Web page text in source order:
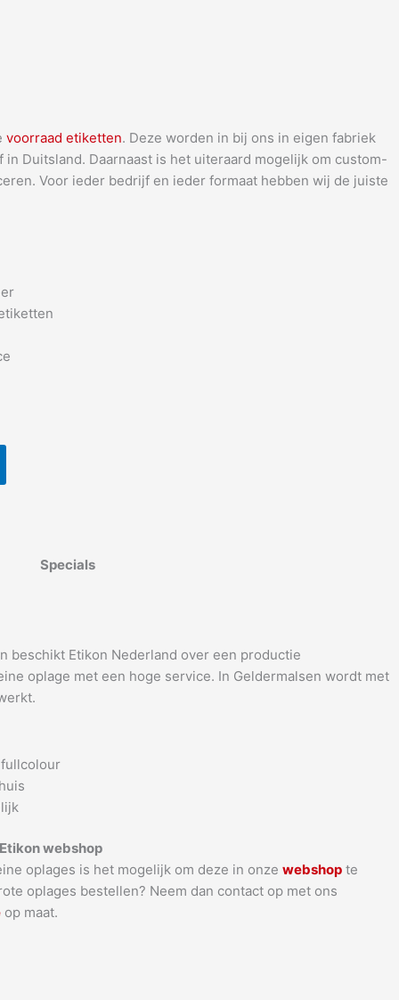
voorraad etiketten. Deze worden in bij ons in eigen fabriek
Duitsland. Daarnaast is het uiteraard mogelijk om custom-
Voor ieder bedrijf en ieder formaat hebben wij de juiste
Specials
beschikt Etikon Nederland over een productie
oplage met een hoge service. In Geldermalsen wordt met
webshop
oplages is het mogelijk om deze in onze webshop te
oplages bestellen? Neem dan contact op met ons
op maat.